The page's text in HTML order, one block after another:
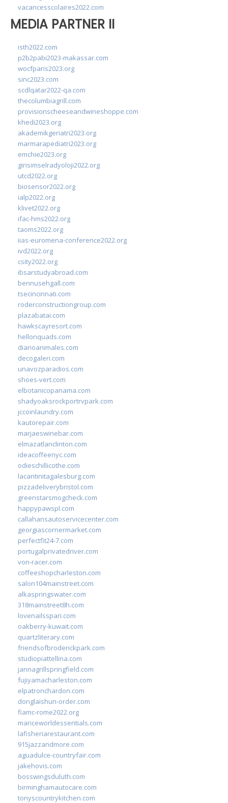
vacancesscolaires2022.com
MEDIA PARTNER II
isth2022.com
p2b2pabi2023-makassar.com
wocfparis2023.org
sinc2023.com
scdlqatar2022-qa.com
thecolumbiagrill.com
provisionscheeseandwineshoppe.com
khedi2023.org
akademikgeriatri2023.org
marmarapediatri2023.org
emchie2023.org
girisimselradyoloji2022.org
utcd2022.org
biosensor2022.org
ialp2022.org
klivet2022.org
ifac-hms2022.org
taoms2022.org
iias-euromena-conference2022.org
ivd2022.org
csity2022.org
ibsarstudyabroad.com
bennusehgall.com
tsecincinnati.com
roderconstructiongroup.com
plazabatai.com
hawkscayresort.com
hellonquads.com
diarioanimales.com
decogaleri.com
unavozparadios.com
shoes-vert.com
elbotanicopanama.com
shadyoaksrockportrvpark.com
jccoinlaundry.com
kautorepair.com
marjaeswinebar.com
elmazatlanclinton.com
ideacoffeenyc.com
odieschillicothe.com
lacantinitagalesburg.com
pizzadeliverybristol.com
greenstarsmogcheck.com
happypawspl.com
callahansautoservicecenter.com
georgiascornermarket.com
perfectfit24-7.com
portugalprivatedriver.com
von-racer.com
coffeeshopcharleston.com
salon104mainstreet.com
alkaspringswater.com
318mainstreet8h.com
lovenailsspari.com
oakberry-kuwait.com
quartzliterary.com
friendsofbroderickpark.com
studiopiattellina.com
jannagrillspringfield.com
fujiyamacharleston.com
elpatronchardon.com
donglaishun-order.com
fiamc-rome2022.org
mariceworldessentials.com
lafisheriarestaurant.com
915jazzandmore.com
aguadulce-countryfair.com
jakehovis.com
bosswingsduluth.com
birminghamautocare.com
tonyscountrykitchen.com